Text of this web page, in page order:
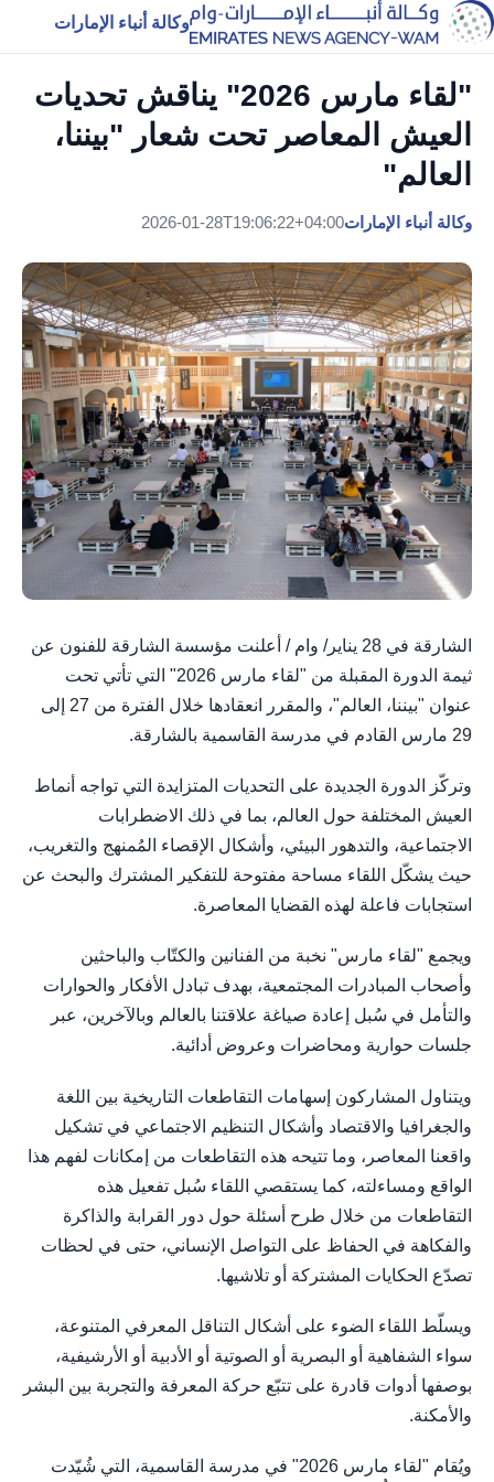
وكالة أنباء الإمارات
"لقاء مارس 2026" يناقش تحديات
العيش المعاصر تحت شعار "بيننا،
العالم"
وكالة أنباء الإمارات2026-01-28T19:06:22+04:00
الشارقة في 28 يناير/ وام / أعلنت مؤسسة الشارقة للفنون عن
ثيمة الدورة المقبلة من "لقاء مارس 2026" التي تأتي تحت
عنوان "بيننا، العالم"، والمقرر انعقادها خلال الفترة من 27 إلى
29 مارس القادم في مدرسة القاسمية بالشارقة.
وتركّز الدورة الجديدة على التحديات المتزايدة التي تواجه أنماط
العيش المختلفة حول العالم، بما في ذلك الاضطرابات
الاجتماعية، والتدهور البيئي، وأشكال الإقصاء المُمنهج والتغريب،
حيث يشكّل اللقاء مساحة مفتوحة للتفكير المشترك والبحث عن
استجابات فاعلة لهذه القضايا المعاصرة.
ويجمع "لقاء مارس" نخبة من الفنانين والكتّاب والباحثين
وأصحاب المبادرات المجتمعية، بهدف تبادل الأفكار والحوارات
والتأمل في سُبل إعادة صياغة علاقتنا بالعالم وبالآخرين، عبر
جلسات حوارية ومحاضرات وعروض أدائية.
ويتناول المشاركون إسهامات التقاطعات التاريخية بين اللغة
والجغرافيا والاقتصاد وأشكال التنظيم الاجتماعي في تشكيل
واقعنا المعاصر، وما تتيحه هذه التقاطعات من إمكانات لفهم هذا
الواقع ومساءلته، كما يستقصي اللقاء سُبل تفعيل هذه
التقاطعات من خلال طرح أسئلة حول دور القرابة والذاكرة
والفكاهة في الحفاظ على التواصل الإنساني، حتى في لحظات
تصدّع الحكايات المشتركة أو تلاشيها.
ويسلّط اللقاء الضوء على أشكال التناقل المعرفي المتنوعة،
سواء الشفاهية أو البصرية أو الصوتية أو الأدبية أو الأرشيفية،
بوصفها أدوات قادرة على تتبّع حركة المعرفة والتجربة بين البشر
والأمكنة.
ويُقام "لقاء مارس 2026" في مدرسة القاسمية، التي شُيّدت